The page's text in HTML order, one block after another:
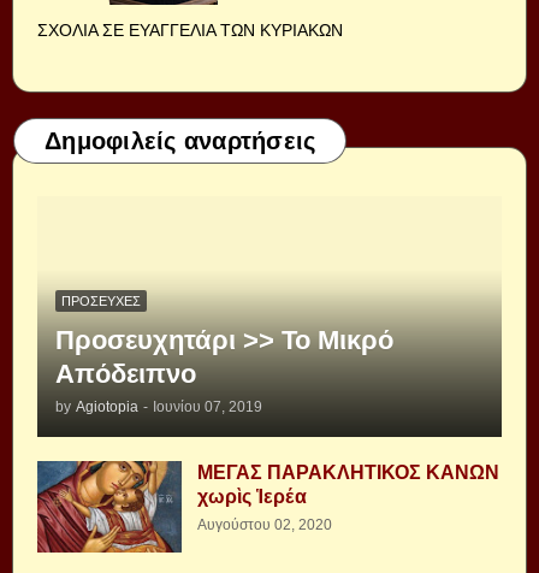
ΣΧΟΛΙΑ ΣΕ ΕΥΑΓΓΕΛΙΑ ΤΩΝ ΚΥΡΙΑΚΩΝ
Δημοφιλείς αναρτήσεις
ΠΡΟΣΕΥΧΈΣ
Προσευχητάρι >> Το Μικρό
Απόδειπνο
by Agiotopia - Ιουνίου 07, 2019
ΜΕΓΑΣ ΠΑΡΑΚΛΗΤΙΚΟΣ ΚΑΝΩΝ
χωρὶς Ἱερέα
Αυγούστου 02, 2020